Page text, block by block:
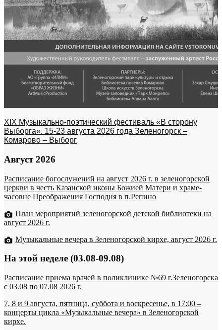
XIX Музыкально-поэтический фестиваль «В сторону
Выборга». 15-23 августа 2026 года Зеленогорск –
Комарово – Выборг
Август 2026
Расписание богослужений на август 2026 г. в зеленогорской
церкви в честь Казанской иконы Божией Матери и храме-
часовне Преображения Господня в п.Репино
План мероприятий зеленогорской детской библиотеки на
август 2026 г.
Музыкальные вечера в Зеленогорской кирхе, август 2026 г.
На этой неделе (03.08-09.08)
Расписание приема врачей в поликлинике №69 г.Зеленогорска
c 03.08 по 07.08 2026 г.
7, 8 и 9 августа, пятница, суббота и воскресенье, в 17:00 –
концерты цикла «Музыкальные вечера» в Зеленогорской
кирхе.